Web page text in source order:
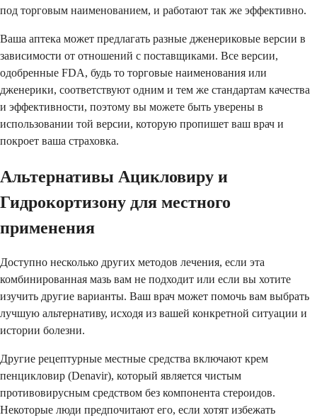
под торговым наименованием, и работают так же эффективно.
Ваша аптека может предлагать разные дженериковые версии в
зависимости от отношений с поставщиками. Все версии,
одобренные FDA, будь то торговые наименования или
дженерики, соответствуют одним и тем же стандартам качества
и эффективности, поэтому вы можете быть уверены в
использовании той версии, которую пропишет ваш врач и
покроет ваша страховка.
Альтернативы Ацикловиру и
Гидрокортизону для местного
применения
Доступно несколько других методов лечения, если эта
комбинированная мазь вам не подходит или если вы хотите
изучить другие варианты. Ваш врач может помочь вам выбрать
лучшую альтернативу, исходя из вашей конкретной ситуации и
истории болезни.
Другие рецептурные местные средства включают крем
пенцикловир (Denavir), который является чистым
противовирусным средством без компонента стероидов.
Некоторые люди предпочитают его, если хотят избежать